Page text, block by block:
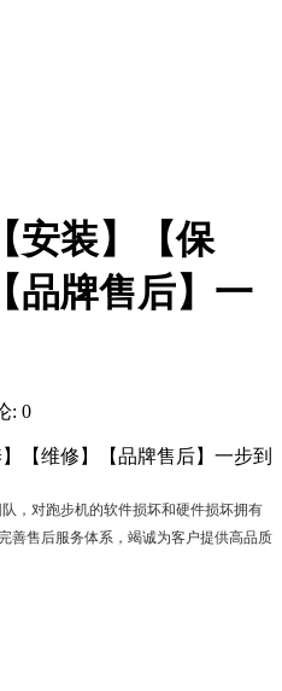
安装】【保
品牌售后】一
: 0
【维修】【品牌售后】一步到
，对跑步机的软件损坏和硬件损坏拥有
善售后服务体系，竭诚为客户提供高品质